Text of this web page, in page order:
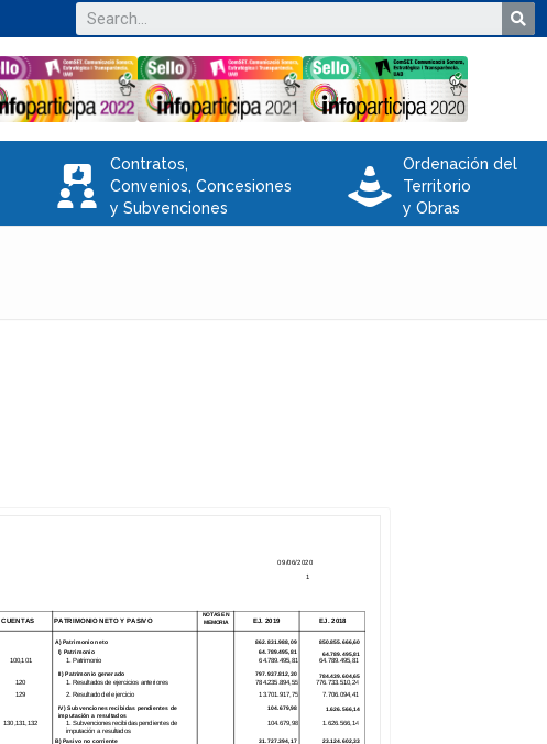
V
Contratos,
Convenios, Concesiones
y Subvenciones
e
Ordenación del
Territorio
y Obras